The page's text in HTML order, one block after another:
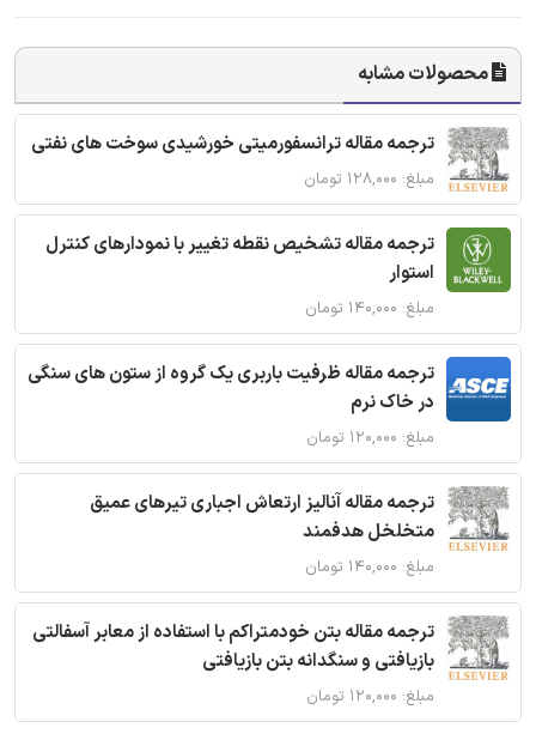
محصولات مشابه
ترجمه مقاله ترانسفورمیتی خورشیدی سوخت های نفتی
مبلغ: ۱۲۸,۰۰۰ تومان
ترجمه مقاله تشخیص نقطه تغییر با نمودارهای کنترل
استوار
مبلغ: ۱۴۰,۰۰۰ تومان
ترجمه مقاله ظرفیت باربری یک گروه از ستون های سنگی
در خاک نرم
مبلغ: ۱۲۰,۰۰۰ تومان
ترجمه مقاله آنالیز ارتعاش اجباری تیرهای عمیق
متخلخل هدفمند
مبلغ: ۱۴۰,۰۰۰ تومان
ترجمه مقاله بتن خودمتراکم با استفاده از معابر آسفالتی
بازیافتی و سنگدانه بتن بازیافتی
مبلغ: ۱۲۰,۰۰۰ تومان